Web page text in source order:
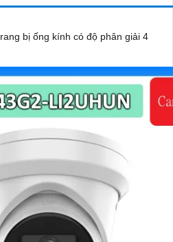
bị ống kính có độ phân giải 4